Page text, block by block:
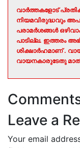
വാർത്തകളോട്
നിയമവിരുദ്ധവും
പരാമർശങ്ങൾ
പാടില്ല. ഇത്തരം
ശിക്ഷാർഹമാണ് .
വായനകാരുടേതു
Leave a
Your email